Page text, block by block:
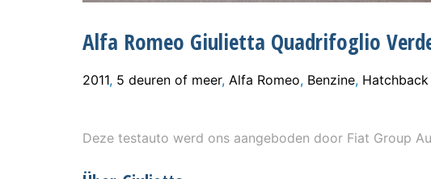
Alfa Romeo Giulietta Quadrifoglio
2011, 5 deuren of meer, Alfa Romeo, Benzine, Hatchback
Deze testauto werd ons aangeboden door Fiat Group